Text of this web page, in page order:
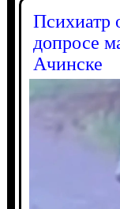
Психиатр
допросе
Ачинске